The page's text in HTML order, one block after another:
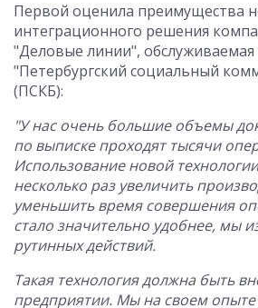
Первой оценила преимущества
интеграционного решения
"Деловые линии",
"Петербургский социальный
(ПСКБ):
"У нас очень большие объемы
по выписке проходят тысячи
Использование новой
несколько раз увеличить
уменьшить время совершения
стало значительно удобнее, мы
рутинных действий.
Такая технология должна быть
предприятии. Мы на своем опыте